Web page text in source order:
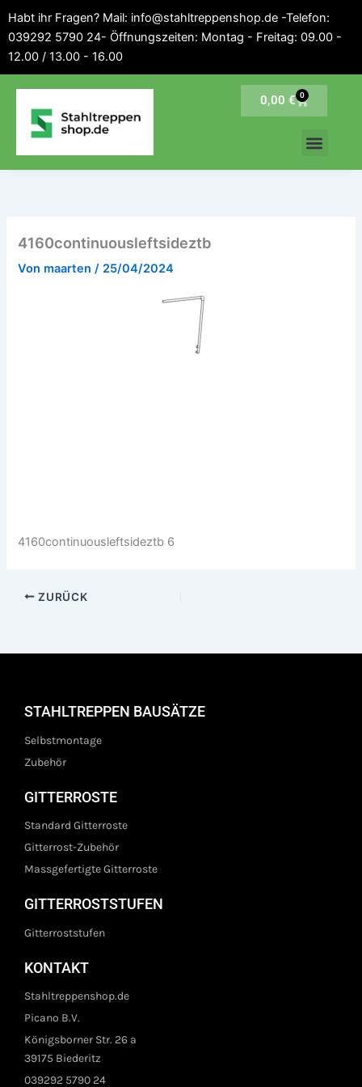
springen
Habt ihr Fragen? Mail: info@stahltreppenshop.de -Telefon:
039292 5790 24- Öffnungszeiten: Montag - Freitag: 09.00 -
12.00 / 13.00 - 16.00
0,00 € 0
Warenkorb
4160continuousleftsideztb
Von maarten/ 25/04/2024
4160continuousleftsideztb 6
ZURÜCK
STAHLTREPPEN BAUSÄTZE
Selbstmontage
Zubehör
GITTERROSTE
Standard Gitterroste
Gitterrost-Zubehör
Massgefertigte Gitterroste
GITTERROSTSTUFEN
Gitterroststufen
KONTAKT
Stahltreppenshop.de
Picano B.V.
Königsborner Str. 26 a
39175 Biederitz
039292 5790 24